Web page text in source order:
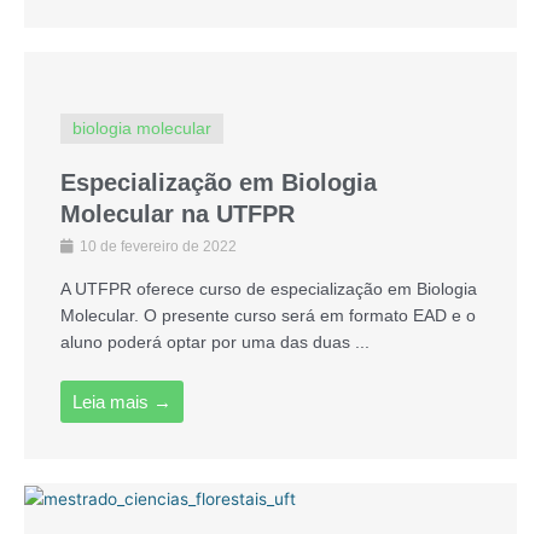
biologia molecular
Especialização em Biologia
Molecular na UTFPR
10 de fevereiro de 2022
A UTFPR oferece curso de especialização em Biologia
Molecular. O presente curso será em formato EAD e o
aluno poderá optar por uma das duas ...
Leia mais →